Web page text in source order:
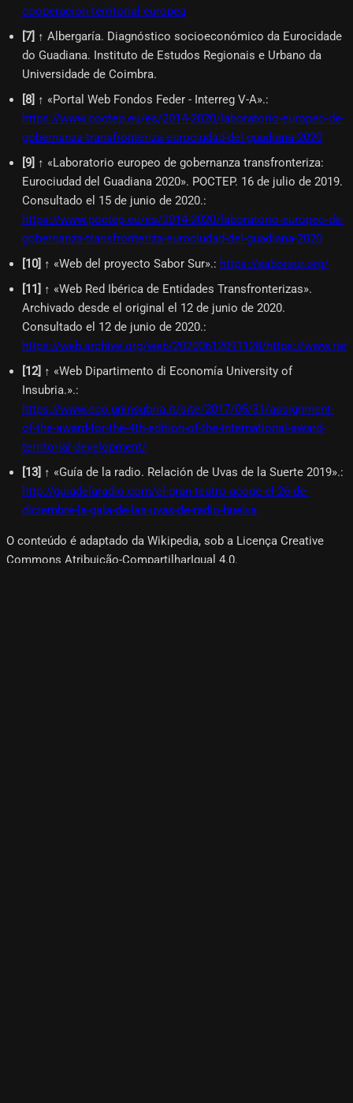
cooperacion-territorial-europea
[7] ↑ Albergaría. Diagnóstico socioeconómico da Eurocidade
do Guadiana. Instituto de Estudos Regionais e Urbano da
Universidade de Coimbra.
[8] ↑ «Portal Web Fondos Feder - Interreg V-A».:
https://www.poctep.eu/es/2014-2020/laboratorio-europeo-de-
gobernanza-transfronteriza-eurociudad-del-guadiana-2020
[9] ↑ «Laboratorio europeo de gobernanza transfronteriza:
Eurociudad del Guadiana 2020». POCTEP. 16 de julio de 2019.
Consultado el 15 de junio de 2020.:
https://www.poctep.eu/es/2014-2020/laboratorio-europeo-de-
gobernanza-transfronteriza-eurociudad-del-guadiana-2020
[10] ↑ «Web del proyecto Sabor Sur».: https://saborsur.org/
[11] ↑ «Web Red Ibérica de Entidades Transfronterizas».
Archivado desde el original el 12 de junio de 2020.
Consultado el 12 de junio de 2020.:
https://web.archive.org/web/20200612091128/https://
[12] ↑ «Web Dipartimento di Economía University of
Insubria.».:
https://www.eco.uninsubria.it/site/2017/05/31/assignment-
of-the-award-for-the-4th-edition-of-the-international-award-
territorial-development/
[13] ↑ «Guía de la radio. Relación de Uvas de la Suerte 2019».:
http://guiadelaradio.com/el-gran-teatro-acoge-el-26-de-
diciembre-la-gala-de-las-uvas-de-radio-huelva
O conteúdo é adaptado da Wikipedia, sob a Licença Creative
Commons Atribuição-CompartilharIgual 4.0.